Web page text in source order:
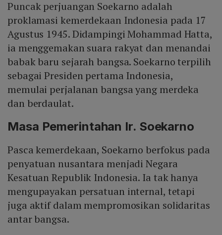
Puncak perjuangan Soekarno adalah
proklamasi kemerdekaan Indonesia pada 17
Agustus 1945. Didampingi Mohammad Hatta,
ia menggemakan suara rakyat dan menandai
babak baru sejarah bangsa. Soekarno terpilih
sebagai Presiden pertama Indonesia,
memulai perjalanan bangsa yang merdeka
dan berdaulat.
Masa Pemerintahan Ir. Soekarno
Pasca kemerdekaan, Soekarno berfokus pada
penyatuan nusantara menjadi Negara
Kesatuan Republik Indonesia. Ia tak hanya
mengupayakan persatuan internal, tetapi
juga aktif dalam mempromosikan solidaritas
antar bangsa.